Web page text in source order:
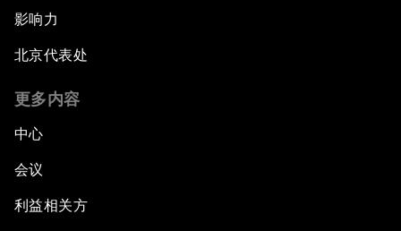
影响力
北京代表处
更多内容
中心
会议
利益相关方